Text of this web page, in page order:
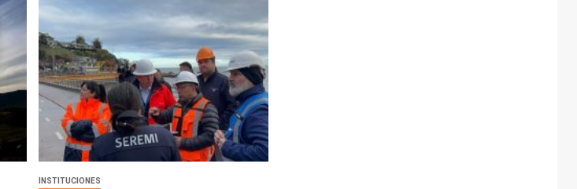
INSTITUCIONES